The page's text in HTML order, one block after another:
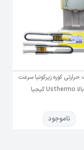
و عملکرد کوره Kejia خود را به
با تیم آذرین
حرارتی کوره زیرکونیا سرعت
بالا Usthermo کیجیا
ناموجود